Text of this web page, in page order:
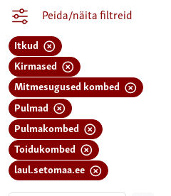
Peida/näita filtreid
Itkud
Kirmased
Mitmesugused kombed
Pulmad
Pulmakombed
Toidukombed
laul.setomaa.ee